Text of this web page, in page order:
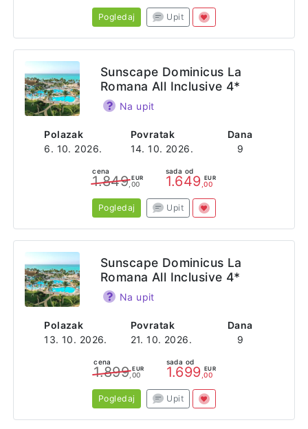
Pogledaj Upit
Polazak
6. 10. 2026.
Povratak
14. 10. 2026.
Dana
9
Sunscape Dominicus La
Romana All Inclusive 4*
Na upit
cena
1.849 EUR
,00
sada od
1.649 EUR
,00
Pogledaj Upit
Polazak
13. 10. 2026.
Povratak
21. 10. 2026.
Dana
9
Sunscape Dominicus La
Romana All Inclusive 4*
Na upit
cena
1.899 EUR
,00
sada od
1.699 EUR
,00
Pogledaj Upit